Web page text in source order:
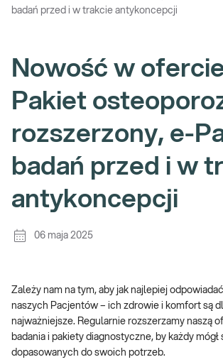
badań przed i w trakcie antykoncepcji
Nowość w
Pakiet
rozszerzony, e-
badań przed i w
antykoncepcji
06 maja 2025
Zależy nam na tym, aby jak najlepiej
naszych Pacjentów – ich zdrowie i komfort są
najważniejsze. Regularnie rozszerzamy naszą
badania i pakiety diagnostyczne, by każdy mógł
dopasowanych do swoich potrzeb.